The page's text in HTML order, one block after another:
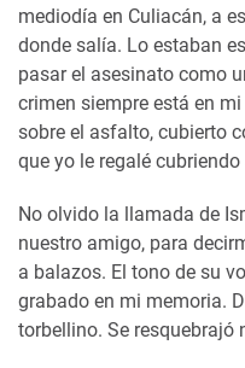
mediodía en Culiacán, a
donde salía. Lo estaban
pasar el asesinato como
crimen siempre está en
sobre el asfalto, cubierto
que yo le regalé
No olvido la llamada de
nuestro amigo, para
a balazos. El tono de su
grabado en mi memoria.
torbellino. Se resquebrajó